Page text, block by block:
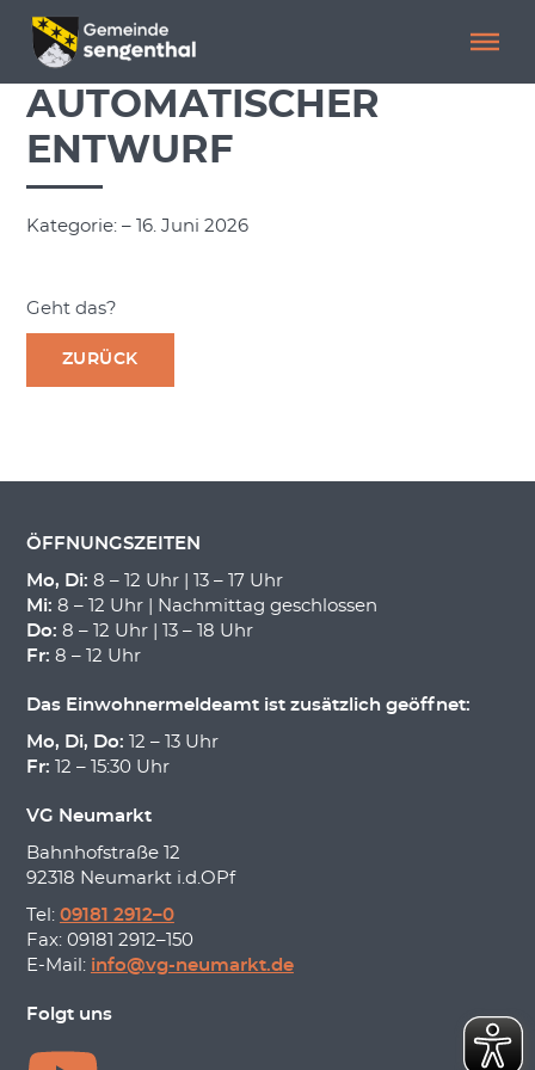
Menü überspringen
Menü überspringen
AUTOMATISCHER
ENTWURF
Kategorie: – 16. Juni 2026
Geht das?
ZURÜCK
ÖFFNUNGSZEITEN
Mo, Di: 8 – 12 Uhr | 13 – 17 Uhr
Mi: 8 – 12 Uhr | Nachmittag geschlossen
Do: 8 – 12 Uhr | 13 – 18 Uhr
Fr: 8 – 12 Uhr
Das Einwohnermeldeamt ist zusätzlich geöffnet:
Mo, Di, Do: 12 – 13 Uhr
Fr: 12 – 15:30 Uhr
VG Neumarkt
Bahnhofstraße 12
92318 Neumarkt i.d.OPf
Tel: 09181 2912–0
Fax: 09181 2912–150
E-Mail: info@vg-neumarkt.de
Folgt uns